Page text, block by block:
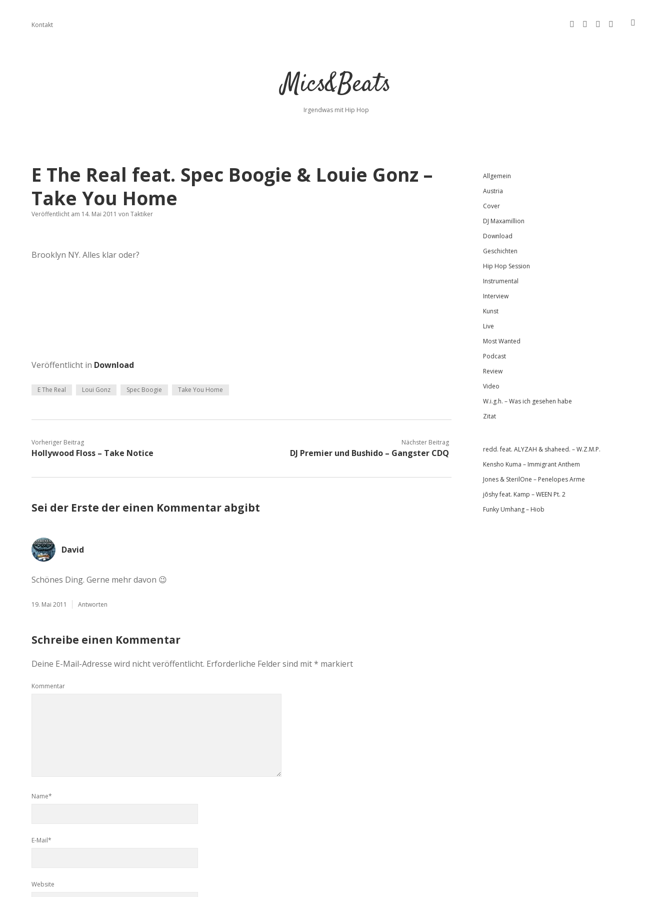
Kontakt facebookinstagrambandcamp
spotify
Mics&Beats
Irgendwas mit Hip Hop
E The Real feat. Spec Boogie & Louie Gonz –
Take You Home
Veröffentlicht am 14. Mai 2011 von Taktiker
Brooklyn NY. Alles klar oder?
Veröffentlicht in Download
E The Real Loui Gonz Spec Boogie Take You Home
Vorheriger Beitrag
Hollywood Floss – Take Notice
Nächster Beitrag
DJ Premier und Bushido – Gangster CDQ
Sei der Erste der einen Kommentar abgibt
David
Schönes Ding. Gerne mehr davon 😉
19. Mai 2011 Antworten
Schreibe einen Kommentar
Deine E-Mail-Adresse wird nicht veröffentlicht. Erforderliche Felder sind mit* markiert
Kommentar
Name*
E-Mail*
Website
Sidebar
Allgemein
Austria
Cover
DJ Maxamillion
Download
Geschichten
Hip Hop Session
Instrumental
Interview
Kunst
Live
Most Wanted
Podcast
Review
Video
W.i.g.h. – Was ich gesehen habe
Zitat
redd. feat. ALYZAH & shaheed. – W.Z.M.P.
Kensho Kuma – Immigrant Anthem
Jones & SterilOne – Penelopes Arme
jōshy feat. Kamp – WEEN Pt. 2
Funky Umhang – Hiob